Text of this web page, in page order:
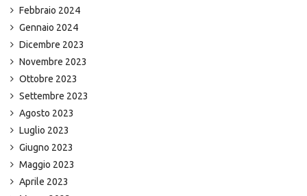
Febbraio 2024
Gennaio 2024
Dicembre 2023
Novembre 2023
Ottobre 2023
Settembre 2023
Agosto 2023
Luglio 2023
Giugno 2023
Maggio 2023
Aprile 2023